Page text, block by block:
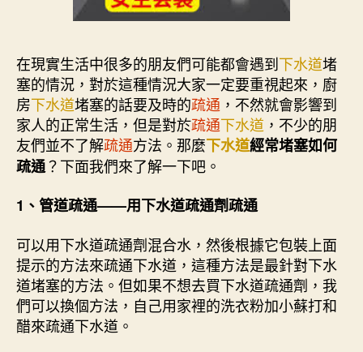
在現實生活中很多的朋友們可能都會遇到下水道堵
塞的情況，對於這種情況大家一定要重視起來，廚
房下水道堵塞的話要及時的疏通 ，不然就會影響到
家人的正常生活，但是對於疏通下水道 ，不少的朋
友們並不了解疏通方法。那麼下水道經常堵塞如何
疏通？下面我們來了解一下吧。
1、管道疏通——用下水道疏通劑疏通
可以用下水道疏通劑混合水，然後根據它包裝上面
提示的方法來疏通下水道，這種方法是最針對下水
道堵塞的方法。但如果不想去買下水道疏通劑，我
們可以換個方法，自己用家裡的洗衣粉加小蘇打和
醋來疏通下水道。